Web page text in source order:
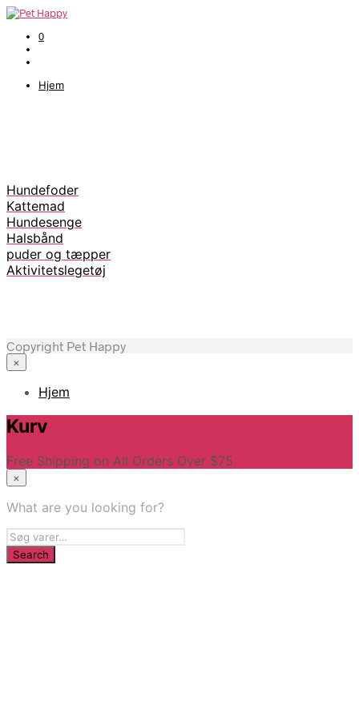
0
Hjem
Hundefoder
Kattemad
Hundesenge
Halsbånd
puder og tæpper
Aktivitetslegetøj
Copyright Pet Happy
×
Hjem
Kurv
Free Shipping on All Orders Over $75
×
What are you looking for?